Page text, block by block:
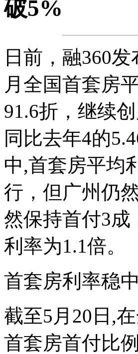
破5%
日前，融360
月全国首套房
91.6折，继续
同比去年4的
中,首套房平均
行，但广州仍
然保持首付3成
利率为1.1倍。
首套房利率稳
截至5月20日,
首套房首付比